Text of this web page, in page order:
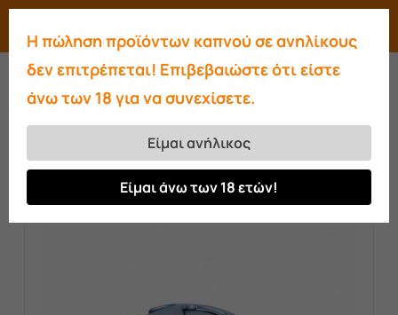
Skip
main
content
searchaccount
Αρχική σελίδα
Διαχείριση θερμότητας
Kaloud Lotus I+ Niris “The Blue Lotus”
Close
Η πώληση προϊόντων καπνού σε ανηλίκους
δεν επιτρέπεται! Επιβεβαιώστε ότι είστε
άνω των 18 για να συνεχίσετε.
Είμαι ανήλικος
Είμαι άνω των 18 ετών!